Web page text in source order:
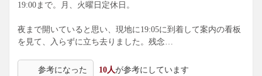
19:00まで。月、火曜日定休日。
夜まで開いていると思い、現地に19:05に到着して案内の看板
を見て、入らずに立ち去りました。残念…
参考になった 10人が参考にしています